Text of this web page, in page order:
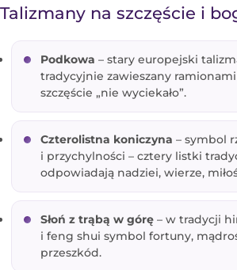
Talizmany na szczęście i
Podkowa – stary europejski
tradycyjnie zawieszany
szczęście „nie wyciekało”.
Czterolistna koniczyna – symbol
i przychylności – cztery listki
odpowiadają nadziei, wierze,
Słoń z trąbą w górę – w tradycji
i feng shui symbol fortuny,
przeszkód.